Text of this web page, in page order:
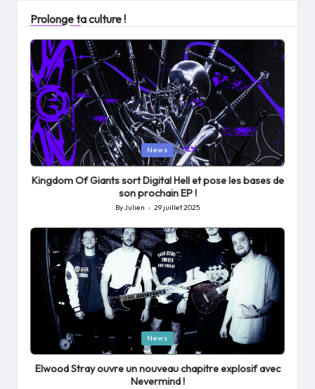
Prolonge ta culture !
Posted
in
News
Kingdom Of Giants sort Digital Hell et pose les bases de
son prochain EP !
Posted
by
ByJulien 29 juillet 2025
Posted
in
News
Elwood Stray ouvre un nouveau chapitre explosif avec
Nevermind !